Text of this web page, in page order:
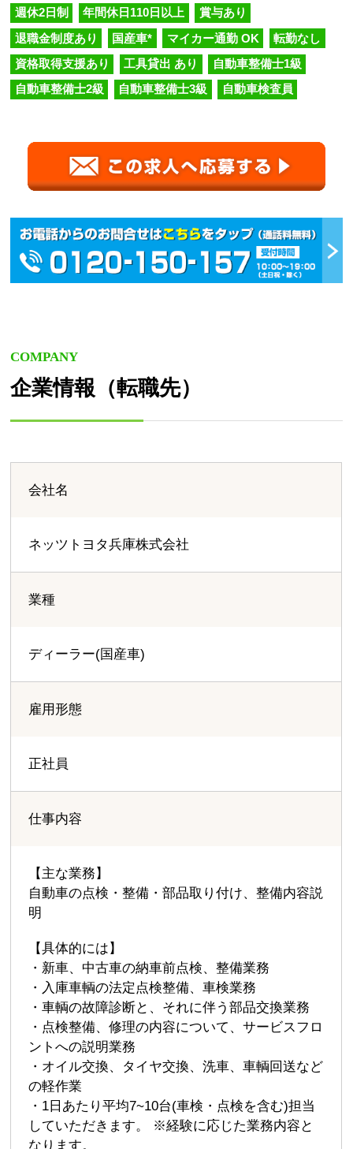
週休2日制 年間休日110日以上 賞与あり
退職金制度あり 国産車* マイカー通勤 OK 転勤なし
資格取得支援あり 工具貸出 あり 自動車整備士1級
自動車整備士2級 自動車整備士3級 自動車検査員
COMPANY
企業情報（転職先）
会社名
ネッツトヨタ兵庫株式会社
業種
ディーラー(国産車)
雇用形態
正社員
仕事内容
【主な業務】
自動車の点検・整備・部品取り付け、整備内容説
明
【具体的には】
・新車、中古車の納車前点検、整備業務
・入庫車輌の法定点検整備、車検業務
・車輌の故障診断と、それに伴う部品交換業務
・点検整備、修理の内容について、サービスフロ
ントへの説明業務
・オイル交換、タイヤ交換、洗車、車輌回送など
の軽作業
・1日あたり平均7~10台(車検・点検を含む)担当
していただきます。 ※経験に応じた業務内容と
なります。